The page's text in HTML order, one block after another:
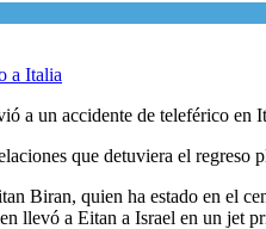
a un accidente de teleférico
que detuviera el
Biran, quien ha estado en el
llevó a Eitan a Israel en un jet